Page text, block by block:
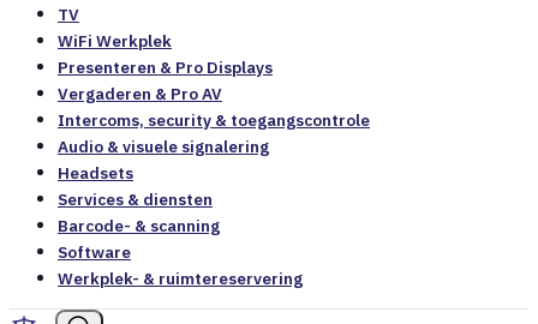
TV
WiFi Werkplek
Presenteren & Pro Displays
Vergaderen & Pro AV
Intercoms, security & toegangscontrole
Audio & visuele signalering
Headsets
Services & diensten
Barcode- & scanning
Software
Werkplek- & ruimtereservering